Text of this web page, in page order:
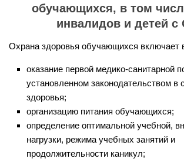
обучающихся, в том
инвалидов и детей
Охрана здоровья обучающихся включает
оказание первой медико-санитарной
установленном законодательством в
здоровья;
организацию питания обучающихся;
определение оптимальной учебной,
нагрузки, режима учебных занятий и
продолжительности каникул;